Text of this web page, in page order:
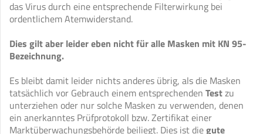
das Virus durch eine entsprechende Filterwirkung bei
ordentlichem Atemwiderstand.
Dies gilt aber leider eben nicht für alle Masken mit KN 95-
Bezeichnung.
Es bleibt damit leider nichts anderes übrig, als die Masken
tatsächlich vor Gebrauch einem entsprechenden Testzu
unterziehen oder nur solche Masken zu verwenden, denen
ein anerkanntes Prüfprotokoll bzw. Zertifikat einer
Marktüberwachungsbehörde beiliegt. Dies ist diegute